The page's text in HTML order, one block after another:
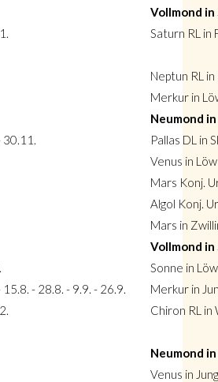
Vollmond
Saturn RL in
Neptun RL in
Merkur in
Neumond
30.11.
Pallas DL in
Venus in
Mars Konj.
Algol Konj.
Mars in
Vollmond in
Sonne in
15.8. - 28.8. - 9.9. - 26.9.
Merkur in
Chiron RL
Neumond
Venus in